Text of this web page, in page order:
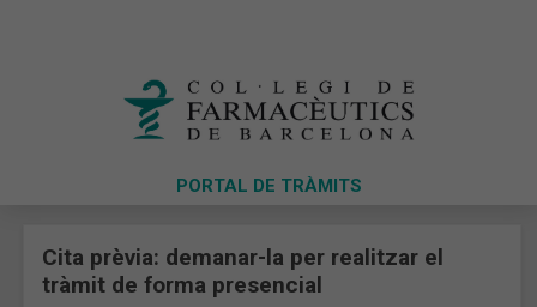
PORTAL DE TRÀMITS
Cita prèvia: demanar-la per realitzar el
tràmit de forma presencial